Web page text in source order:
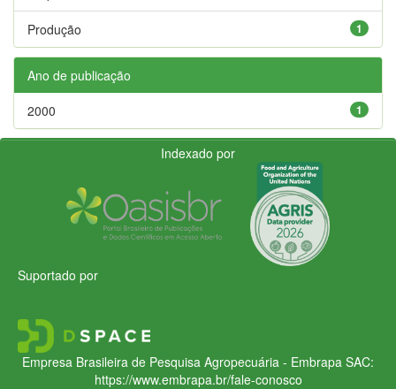
1
Produção
Ano de publicação
1
2000
Indexado por
Suportado por
Empresa Brasileira de Pesquisa Agropecuária - Embrapa SAC:
https://www.embrapa.br/fale-conosco